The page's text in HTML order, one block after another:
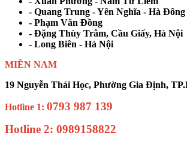
- Quang Trung - Yên Nghĩa - Hà Đông
- Phạm Văn Đồng
- Đặng Thùy Trâm, Cầu Giấy, Hà Nội
- Long Biên - Hà Nội
MIỀN NAM
19 Nguyễn Thái Học, Phường Gia Định,
Hotline 1: 0793 987 139
Hotline 2: 0989158822